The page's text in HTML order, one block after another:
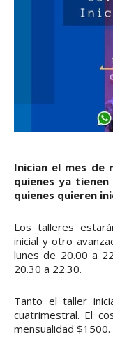
Inician el mes de
quienes ya
quienes quieren
Los talleres
inicial y otro
lunes de 20.00 a
20.30 a 22.30.
Tanto el taller
cuatrimestral. El
mensualidad $1500.